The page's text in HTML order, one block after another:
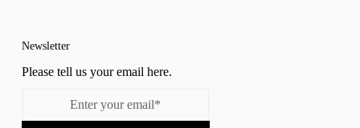
Newsletter
Please tell us your email here.